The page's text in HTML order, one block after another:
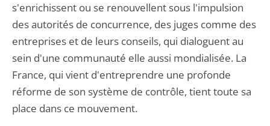
s'enrichissent ou se renouvellent sous l'impulsion
des autorités de concurrence, des juges comme des
entreprises et de leurs conseils, qui dialoguent au
sein d'une communauté elle aussi mondialisée. La
France, qui vient d'entreprendre une profonde
réforme de son système de contrôle, tient toute sa
place dans ce mouvement.